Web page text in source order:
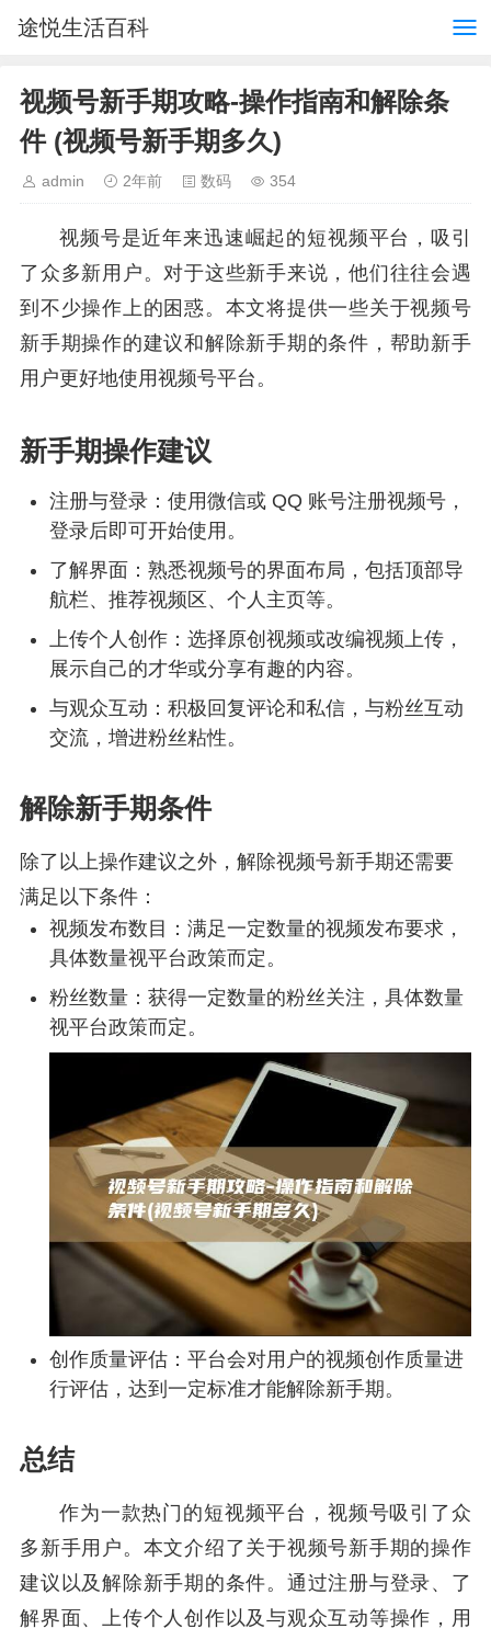
途悦生活百科
视频号新手期攻略-操作指南和解除条
件 (视频号新手期多久)
admin 2年前 数码 354
视频号是近年来迅速崛起的短视频平台，吸引
了众多新用户。对于这些新手来说，他们往往会遇
到不少操作上的困惑。本文将提供一些关于视频号
新手期操作的建议和解除新手期的条件，帮助新手
用户更好地使用视频号平台。
新手期操作建议
注册与登录：使用微信或 QQ 账号注册视频号，
登录后即可开始使用。
了解界面：熟悉视频号的界面布局，包括顶部导
航栏、推荐视频区、个人主页等。
上传个人创作：选择原创视频或改编视频上传，
展示自己的才华或分享有趣的内容。
与观众互动：积极回复评论和私信，与粉丝互动
交流，增进粉丝粘性。
解除新手期条件
除了以上操作建议之外，解除视频号新手期还需要
满足以下条件：
视频发布数目：满足一定数量的视频发布要求，
具体数量视平台政策而定。
粉丝数量：获得一定数量的粉丝关注，具体数量
视平台政策而定。
创作质量评估：平台会对用户的视频创作质量进
行评估，达到一定标准才能解除新手期。
总结
作为一款热门的短视频平台，视频号吸引了众
多新手用户。本文介绍了关于视频号新手期的操作
建议以及解除新手期的条件。通过注册与登录、了
解界面、上传个人创作以及与观众互动等操作，用